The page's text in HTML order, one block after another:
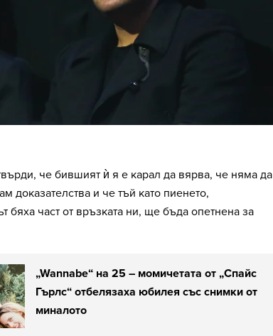
че бившият ѝ я е карал да вярва, че няма да
доказателства и че тъй като пиенето,
бяха част от връзката ни, ще бъда опетнена за
„Wannabe“ на 25 – момичетата от „Спайс
Гърлс“ отбелязаха юбилея със снимки от
миналото